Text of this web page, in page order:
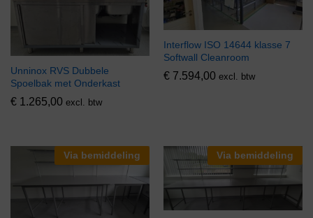
Unninox RVS Dubbele
Spoelbak met Onderkast
€ 1.265,00 excl. btw
Interflow ISO 14644 klasse 7
Softwall Cleanroom
€ 7.594,00 excl. btw
Via bemiddeling Via bemiddeling